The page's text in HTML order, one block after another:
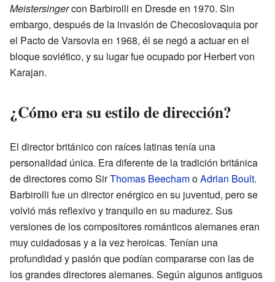
Meistersingercon Barbirolli en Dresde en 1970. Sin
embargo, después de la invasión de Checoslovaquia por
el Pacto de Varsovia en 1968, él se negó a actuar en el
bloque soviético, y su lugar fue ocupado por Herbert von
Karajan.
¿Cómo era su estilo de dirección?
El director británico con raíces latinas tenía una
personalidad única. Era diferente de la tradición británica
de directores como SirThomas BeechamoAdrian Boult.
Barbirolli fue un director enérgico en su juventud, pero se
volvió más reflexivo y tranquilo en su madurez. Sus
versiones de los compositores románticos alemanes eran
muy cuidadosas y a la vez heroicas. Tenían una
profundidad y pasión que podían compararse con las de
los grandes directores alemanes. Según algunos antiguos